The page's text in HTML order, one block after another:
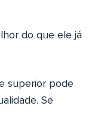
do que ele já
superior pode
Se